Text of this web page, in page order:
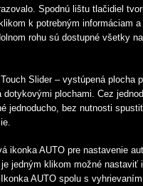
Spodnú lištu tlačidiel
k potrebným informáciam
rohu sú dostupné všetky
Slider – vystúpená plocha
plochami. Cez
jednoducho, bez nutnosti
ikonka AUTO pre nastavenie
jedným klikom možné
AUTO spolu s